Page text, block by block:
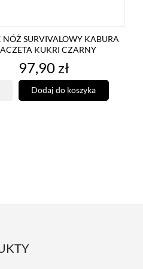
NÓŻ SURVIVALOWY KABURA
KUKRI CZARNY
Cena
97,90 zł
Dodaj do koszyka